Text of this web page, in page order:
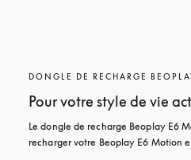
DONGLE DE RECHARGE
Pour votre style de vie
Le dongle de recharge Beoplay E6
recharger votre Beoplay E6 Motion